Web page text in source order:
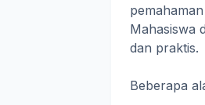
Mahasiswa
dan praktis.
Beberapa